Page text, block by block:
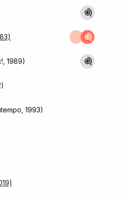
1989)
1993)